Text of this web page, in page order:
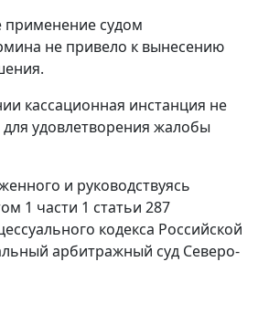
судом
не привело к вынесению
кассационная инстанция не
удовлетворения жалобы
и руководствуясь
1 части 1 статьи 287
кодекса Российской
арбитражный суд Северо-